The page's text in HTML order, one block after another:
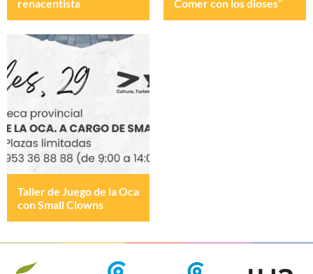
renacentista
Comer con los dioses”
Taller de Juego de la Oca
con Small Clowns